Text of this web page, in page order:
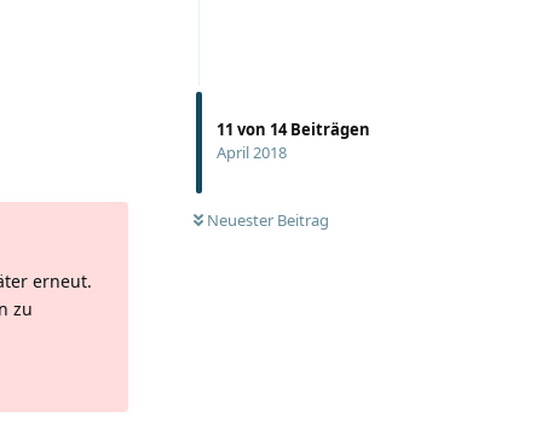
11 von 14Beiträgen
April 2018
Neuester Beitrag
erneut.
zu